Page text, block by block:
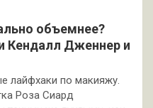
объемнее?
Кендалл Дженнер и
лайфхаки по макияжу.
Роза Сиард